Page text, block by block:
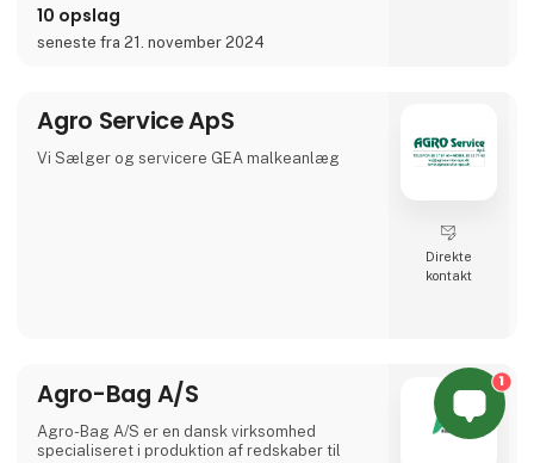
vores teknologi over de traditionelle
ChainSys- og avancerede AirSys-systemer,
der sikrer, at hvert dyr får den optimale
10 opslag
seneste fra 21. november 2024
Agro Service ApS
Vi Sælger og servicere GEA malkeanlæg
Direkte
kontakt
Agro-Bag A/S
Agro-Bag A/S er en dansk virksomhed
specialiseret i produktion af redskaber til
1